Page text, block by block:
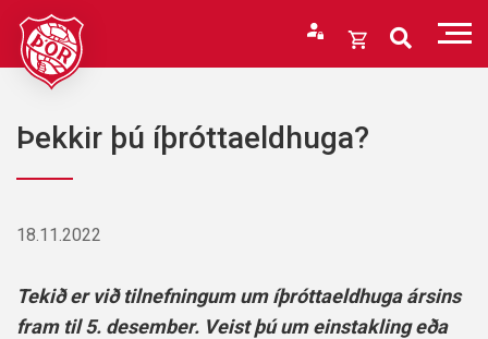
Fara
efni
Opna
Karfan þín
Þekkir þú íþróttaeldhuga?
18.11.2022
Tekið er við tilnefningum um íþróttaeldhuga ársins
fram til 5. desember. Veist þú um einstakling eða